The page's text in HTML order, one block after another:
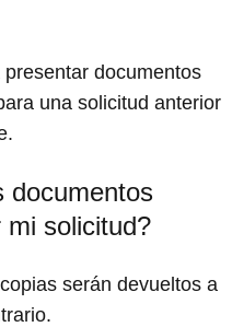
documentos
una solicitud anterior
documentos
mi solicitud?
serán devueltos a